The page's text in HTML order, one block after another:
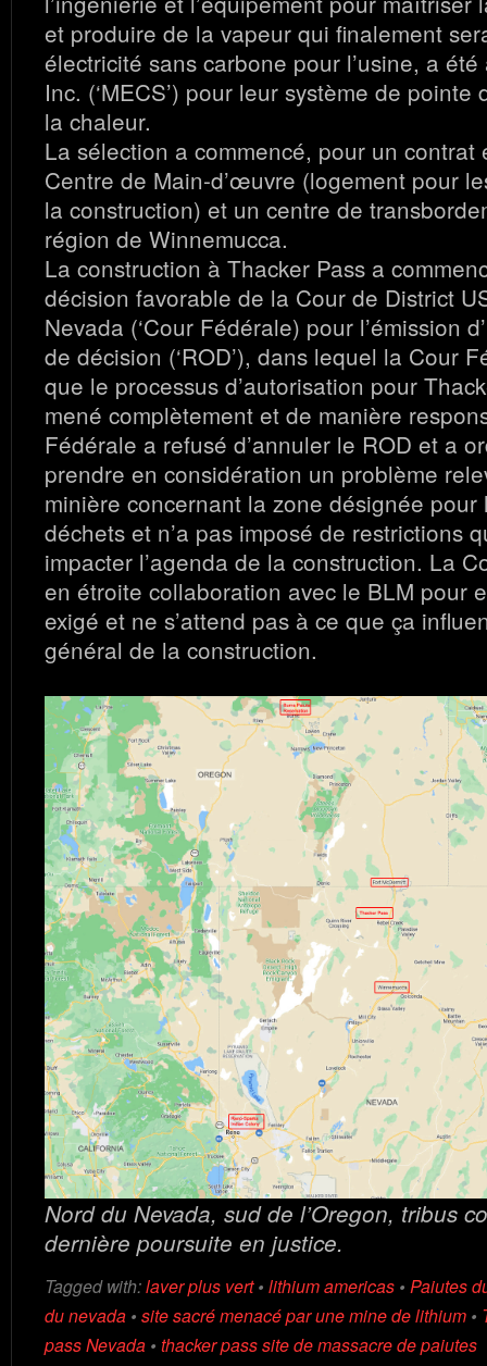
et produire de la vapeur qui finalement
électricité sans carbone pour l’usine, a
Inc. (‘MECS’) pour leur système de
la chaleur.
La sélection a commencé, pour un contrat
Centre de Main-d’œuvre (logement pour
la construction) et un centre de
région de Winnemucca.
La construction à Thacker Pass a
décision favorable de la Cour de District
Nevada (‘Cour Fédérale) pour l’émission
de décision (‘ROD’), dans lequel la Cour
que le processus d’autorisation pour
mené complètement et de manière
Fédérale a refusé d’annuler le ROD et a
prendre en considération un problème
minière concernant la zone désignée pour
déchets et n’a pas imposé de restrictions
impacter l’agenda de la construction. La
en étroite collaboration avec le BLM pour
exigé et ne s’attend pas à ce que ça
général de la construction.
Nord du Nevada, sud de l’Oregon, tribus
dernière poursuite en justice.
Tagged with:laver plus vert• lithium americas • Paiutes
du nevada • site sacré menacé par une mine de lithium •
pass Nevada • thacker pass site de massacre de paiutes